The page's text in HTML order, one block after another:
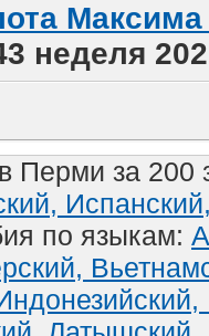
неделя
Перми за 200
по языкам: